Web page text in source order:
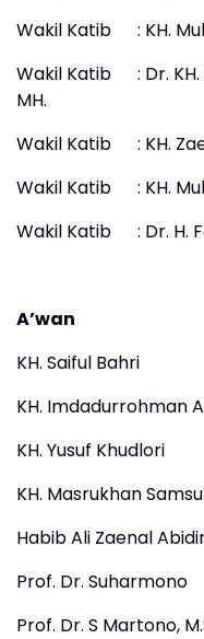
Wakil Katib : KH.
Wakil Katib : Dr. KH.
MH.
Wakil Katib : KH.
Wakil Katib : KH.
Wakil Katib : Dr. H.
A’wan
KH. Saiful Bahri
KH. Imdadurrohman
KH. Yusuf Khudlori
KH. Masrukhan
Habib Ali Zaenal
Prof. Dr. Suharmono
Prof. Dr. S Martono,